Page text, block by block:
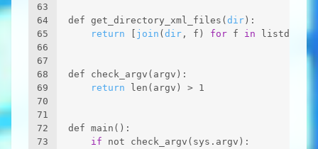
63
64
65
66
67
68
69
70
71
72
73
def get_directory_xml_files( dir ):
return
join ( dir , f) for f in listdir(
def check_argv(argv):
return len(argv) > 1
def main():
if not check_argv(sys.argv):